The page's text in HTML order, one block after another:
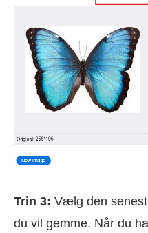
Trin 3: Vælg den
du vil gemme. Når du